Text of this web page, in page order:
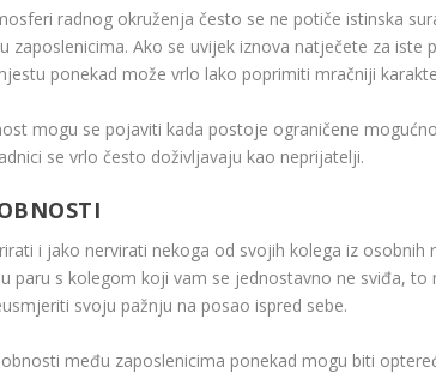
radnog okruženja često se ne potiče istinska
zaposlenicima. Ako se uvijek iznova natječete za iste
ponekad može vrlo lako poprimiti mračniji
mogu se pojaviti kada postoje ograničene
se vrlo često doživljavaju kao neprijatelji.
i jako nervirati nekoga od svojih kolega iz osobnih
paru s kolegom koji vam se jednostavno ne sviđa,
svoju pažnju na posao ispred sebe.
među zaposlenicima ponekad mogu biti